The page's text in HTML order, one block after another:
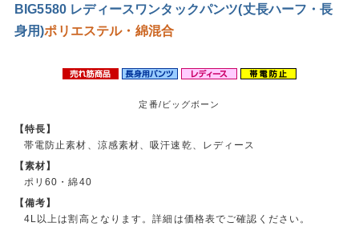
BIG5580 レディースワンタックパンツ(丈長ハーフ・長
身用)ポリエステル・綿混合
定番/ビッグボーン
【特長】
帯電防止素材、涼感素材、吸汗速乾、レディース
【素材】
ポリ60・綿40
【備考】
4L以上は割高となります。詳細は価格表でご確認ください。